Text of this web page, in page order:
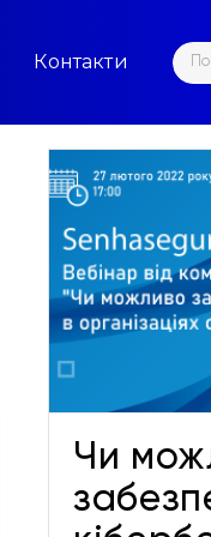
Контакти
for:
Чи